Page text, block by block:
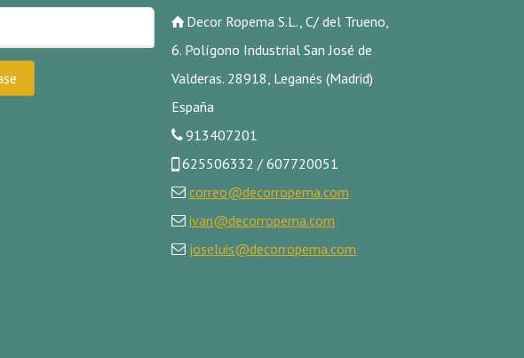
Decor Ropema S.L., C/ del Trueno,
6. Polígono Industrial San José de
Valderas. 28918, Leganés (Madrid)
España
913407201
625506332 / 607720051
correo@decorropema.com
ivan@decorropema.com
joseluis@decorropema.com